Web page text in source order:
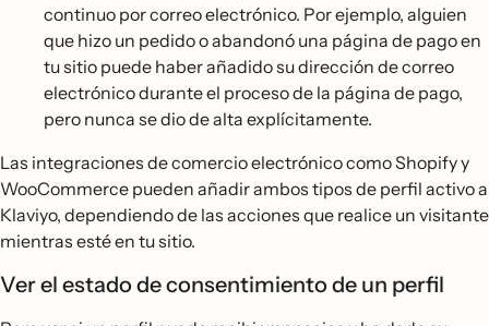
continuo por correo electrónico. Por ejemplo, alguien
que hizo un pedido o abandonó una página de pago en
tu sitio puede haber añadido su dirección de correo
electrónico durante el proceso de la página de pago,
pero nunca se dio de alta explícitamente.
Las integraciones de comercio electrónico como Shopify y
WooCommerce pueden añadir ambos tipos de perfil activo a
Klaviyo, dependiendo de las acciones que realice un visitante
mientras esté en tu sitio.
Ver el estado de consentimiento de un perfil